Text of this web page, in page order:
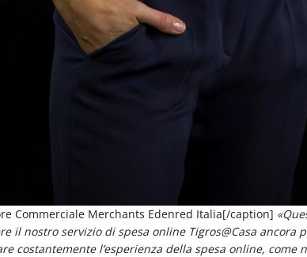
Commerciale Merchants Edenred Italia[/caption]
il nostro servizio di spesa online Tigros@Casa ancora
costantemente l’esperienza della spesa online,